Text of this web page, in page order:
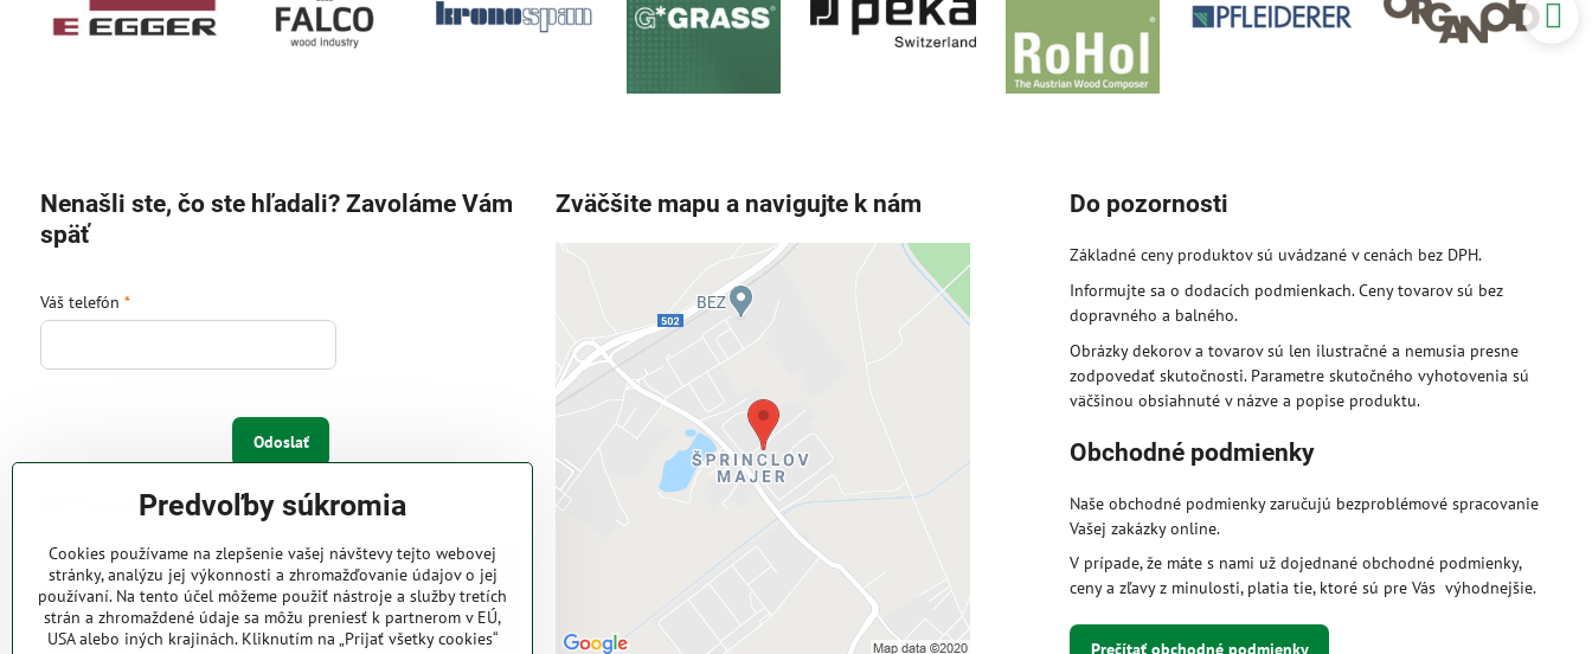
Nenašli ste, čo ste hľadali? Zavoláme Vám
späť
Váš telefón *
Odoslať
IW Trend s.r.o.
Pri Majeri 6
831 06 Bratislava
Web: www.iwtrend.sk
Zväčšite mapu a navigujte k nám
Externý obsah je blokovaný
Prajete si načítať externý obsah?
Povoliť tentokrát
Povoliť a zapamätať - súhlas s druhom
cookie: Funkčné
Otvoriť obsah v novom okne
Do pozornosti
Základné ceny produktov sú uvádzané v cenách bez DPH.
Informujte sa o dodacích podmienkach. Ceny tovarov sú bez
dopravného a balného.
Obrázky dekorov a tovarov sú len ilustračné a nemusia presne
zodpovedať skutočnosti. Parametre skutočného vyhotovenia sú
väčšinou obsiahnuté v názve a popise produktu.
Obchodné podmienky
Naše obchodné podmienky zaručujú bezproblémové spracovanie
Vašej zakázky online.
V prípade, že máte s nami už dojednané obchodné podmienky,
ceny a zľavy z minulosti, platia tie, ktoré sú pre Vás výhodnejšie.
Prečítať obchodné podmienky
Predvoľby súkromia
Cookies používame na zlepšenie vašej návštevy tejto webovej
stránky, analýzu jej výkonnosti a zhromažďovanie údajov o jej
používaní. Na tento účel môžeme použiť nástroje a služby tretích
strán a zhromaždené údaje sa môžu preniesť k partnerom v EÚ,
USA alebo iných krajinách. Kliknutím na „Prijať všetky cookies“